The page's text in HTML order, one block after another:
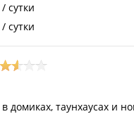
/ сутки
/ сутки
домиках, таунхаусах и